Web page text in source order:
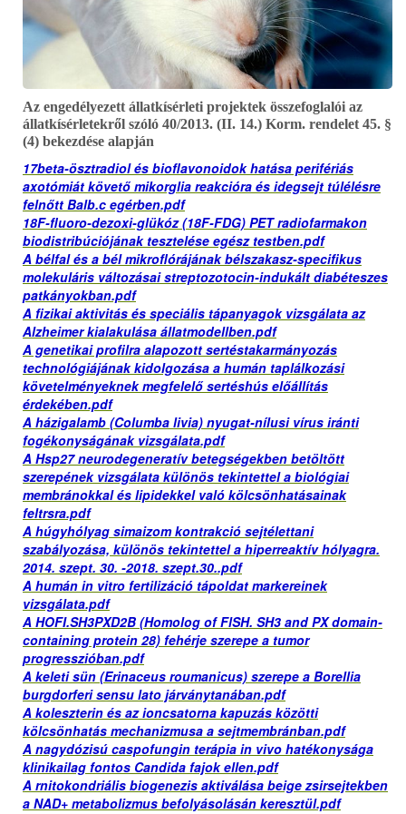
Az engedélyezett állatkísérleti projektek összefoglalói az
állatkísérletekről szóló 40/2013. (II. 14.) Korm. rendelet 45. §
(4) bekezdése alapján
17beta-ösztradiol és bioflavonoidok hatása perifériás
axotómiát követő mikorglia reakcióra és idegsejt túlélésre
felnőtt Balb.c egérben.pdf
18F-fluoro-dezoxi-glükóz (18F-FDG) PET radiofarmakon
biodistribúciójának tesztelése egész testben.pdf
A bélfal és a bél mikroflórájának bélszakasz-specifikus
molekuláris változásai streptozotocin-indukált diabéteszes
patkányokban.pdf
A fizikai aktivitás és speciális tápanyagok vizsgálata az
Alzheimer kialakulása állatmodellben.pdf
A genetikai profilra alapozott sertéstakarmányozás
technológiájának kidolgozása a humán taplálkozási
követelményeknek megfelelő sertéshús előállítás
érdekében.pdf
A házigalamb (Columba livia) nyugat-nílusi vírus iránti
fogékonyságának vizsgálata.pdf
A Hsp27 neurodegeneratív betegségekben betöltött
szerepének vizsgálata különös tekintettel a biológiai
membránokkal és lipidekkel való kölcsönhatásainak
feltrsra.pdf
A húgyhólyag simaizom kontrakció sejtélettani
szabályozása, különös tekintettel a hiperreaktív hólyagra.
2014. szept. 30. -2018. szept.30..pdf
A humán in vitro fertilizáció tápoldat markereinek
vizsgálata.pdf
A HOFI.SH3PXD2B (Homolog of FlSH. SH3 and PX domain-
containing protein 28) fehérje szerepe a tumor
progresszióban.pdf
A keleti sün (Erinaceus roumanicus) szerepe a Borellia
burgdorferi sensu lato járványtanában.pdf
A koleszterin és az ioncsatorna kapuzás közötti
kölcsönhatás mechanizmusa a sejtmembránban.pdf
A nagydózisú caspofungin terápia in vivo hatékonysága
klinikailag fontos Candida fajok ellen.pdf
A rnitokondriális biogenezis aktiválása beige zsirsejtekben
a NAD+ metabolizmus befolyásolásán keresztül.pdf